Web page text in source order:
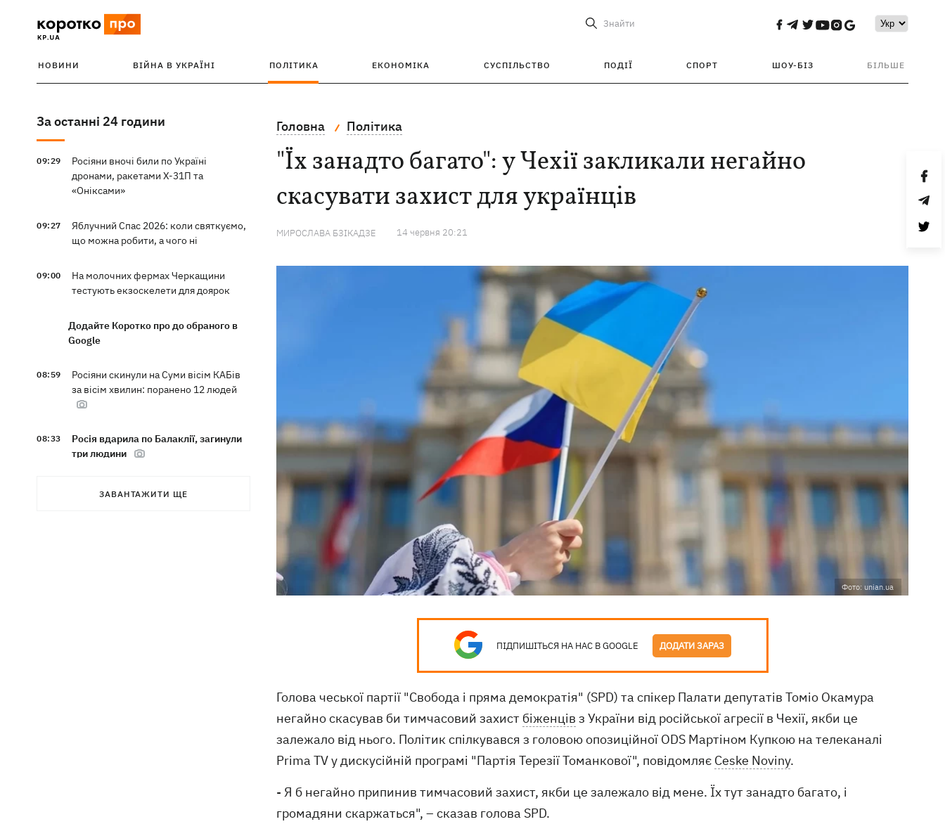
Знайти
НОВИНИ ВІЙНА В УКРАЇНІ ПОЛІТИКА ЕКОНОМІКА СУСПІЛЬСТВО ПОДІЇ СПОРТ ШОУ-БІЗ БІЛЬШЕ
За останні 24 години
09:29
Росіяни вночі били по Україні
дронами, ракетами Х-31П та
«Оніксами»
09:27
Яблучний Спас 2026: коли святкуємо,
що можна робити, а чого ні
09:00
На молочних фермах Черкащини
тестують екзоскелети для доярок
Додайте Коротко про до обраного в
Google
08:59
Росіяни скинули на Суми вісім КАБів
за вісім хвилин: поранено 12 людей
08:33
Росія вдарила по Балаклії, загинули
три людини
ЗАВАНТАЖИТИ ЩЕ
Головна Політика
"Їх занадто багато": у Чехії закликали негайно
скасувати захист для українців
МИРОСЛАВА БЗІКАДЗЕ 14 червня 20:21
Фото: unian.ua
ПІДПИШІТЬСЯ НА НАС В GOOGLE ДОДАТИ ЗАРАЗ
Голова чеської партії "Свобода і пряма демократія" (SPD) та спікер Палати депутатів Томіо Окамура
негайно скасував би тимчасовий захист біженців з України від російської агресії в Чехії, якби це
залежало від нього. Політик спілкувався з головою опозиційної ODS Мартіном Купкою на телеканалі
Prima TV у дискусійній програмі "Партія Терезії Томанкової", повідомляє Ceske Noviny.
- Я б негайно припинив тимчасовий захист, якби це залежало від мене. Їх тут занадто багато, і
громадяни скаржаться", – сказав голова SPD.